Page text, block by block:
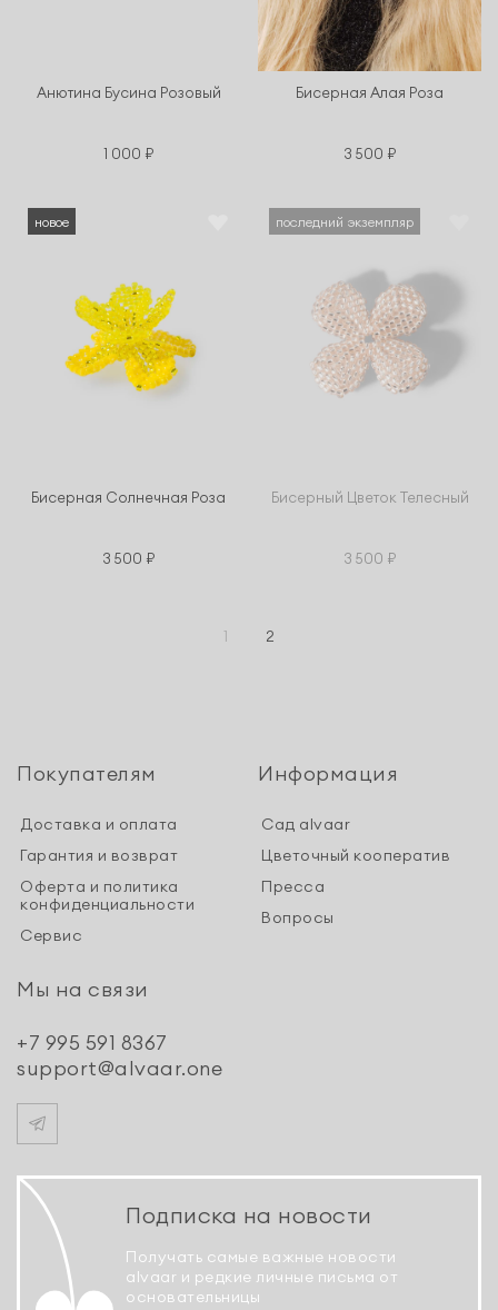
Анютина Бусина Розовый
1 000 ₽
Бисерная Алая Роза
3 500 ₽
новое
Бисерная Солнечная Роза
3 500 ₽
последний экземпляр
Бисерный Цветок Телесный
3 500 ₽
1 2
Покупателям
Доставка и оплата
Гарантия и возврат
Оферта и политика
конфиденциальности
Сервис
Информация
Сад alvaar
Цветочный кооператив
Пресса
Вопросы
Мы на связи
+7 995 591 8367
support@alvaar.one
Подписка на новости
Получать самые важные новости
alvaar и редкие личные письма от
основательницы